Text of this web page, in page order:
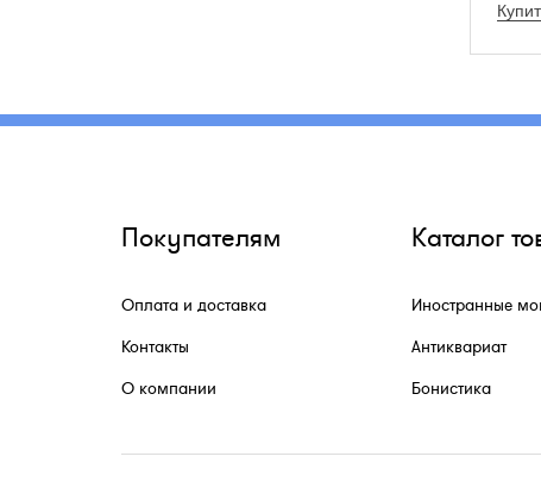
Покупателям
Оплата и доставка
Контакты
О компании
Каталог
Иностранные
Антиквариат
Бонистика